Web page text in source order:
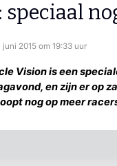
speciaal
2015 om 19:33 uur
Vision is een
en zijn er op
nog op meer